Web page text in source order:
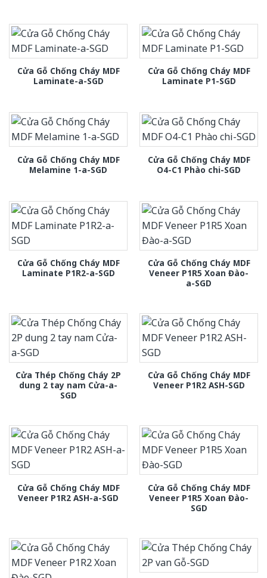
Cửa Gỗ Chống Cháy MDF
Laminate-a-SGD
Cửa Gỗ Chống Cháy MDF
Laminate P1-SGD
Cửa Gỗ Chống Cháy MDF
Melamine 1-a-SGD
Cửa Gỗ Chống Cháy MDF
O4-C1 Phào chi-SGD
Cửa Gỗ Chống Cháy MDF
Laminate P1R2-a-SGD
Cửa Gỗ Chống Cháy MDF
Veneer P1R5 Xoan Đào-
a-SGD
Cửa Thép Chống Cháy 2P
dung 2 tay nam Cửa-a-
SGD
Cửa Gỗ Chống Cháy MDF
Veneer P1R2 ASH-SGD
Cửa Gỗ Chống Cháy MDF
Veneer P1R2 ASH-a-SGD
Cửa Gỗ Chống Cháy MDF
Veneer P1R5 Xoan Đào-
SGD